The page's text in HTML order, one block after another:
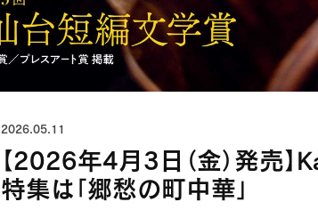
2026.05.11
【2026年4月3日（金）発売
特集は「郷愁の町中華」